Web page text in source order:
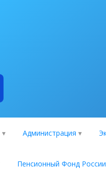
Администрация
Пенсионный Фонд России